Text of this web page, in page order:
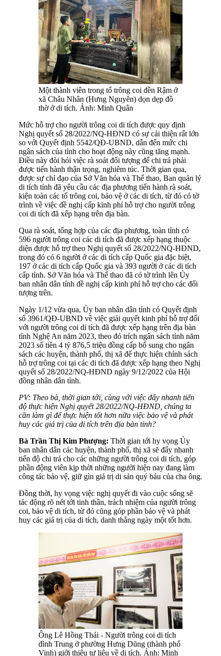
Một thành viên trong tổ trông coi đền Rậm ở
xã Châu Nhân (Hưng Nguyên) dọn dẹp đồ
thờ ở di tích. Ảnh: Minh Quân
Mức hỗ trợ cho người trông coi di tích được quy định
Nghị quyết số 28/2022/NQ-HĐND có sự cải thiện rất lớn
so với Quyết định 5542/QĐ-UBND, dẫn đến mức chi
ngân sách của tỉnh cho hoạt động này cũng tăng mạnh.
Điều này đòi hỏi việc rà soát đối tượng để chi trả phải
được tiến hành thận trọng, nghiêm túc. Thời gian qua,
được sự chỉ đạo của Sở Văn hóa và Thể thao, Ban quản lý
di tích tỉnh đã yêu cầu các địa phương tiến hành rà soát,
kiện toàn các tổ trông coi, bảo vệ ở các di tích, từ đó có tờ
trình về việc đề nghị cấp kinh phí hỗ trợ cho người trông
coi di tích đã xếp hạng trên địa bàn.
Qua rà soát, tổng hợp của các địa phương, toàn tỉnh có
596 người trông coi các di tích đã được xếp hạng thuộc
diện được hỗ trợ theo Nghị quyết số 28/2022/NQ-HĐND,
trong đó có 6 người ở các di tích cấp Quốc gia đặc biệt,
197 ở các di tích cấp Quốc gia và 393 người ở các di tích
cấp tỉnh. Sở Văn hóa và Thể thao đã có tờ trình lên Ủy
ban nhân dân tỉnh đề nghị cấp kinh phí hỗ trợ cho các đối
tượng trên.
Ngày 1/12 vừa qua, Ủy ban nhân dân tỉnh có Quyết định
số 3961/QĐ-UBND về việc giải quyết kinh phí hỗ trợ đối
với người trông coi di tích đã được xếp hạng trên địa bàn
tỉnh Nghệ An năm 2023, theo đó trích ngân sách tỉnh năm
2023 số tiền 4 tỷ 876,5 triệu đồng cấp bổ sung cho ngân
sách các huyện, thành phố, thị xã để thực hiện chính sách
hỗ trợ trông coi tại các di tích đã được xếp hạng theo Nghị
quyết số 28/2022/NQ-HĐND ngày 9/12/2022 của Hội
đồng nhân dân tỉnh.
PV: Theo bà, thời gian tới, cùng với việc đẩy nhanh tiến
độ thực hiện Nghị quyết 28/2022/NQ-HĐND, chúng ta
cần làm gì để thực hiện tốt hơn nữa việc bảo vệ và phát
huy các giá trị của di tích trên địa bàn tỉnh?
Bà Trần Thị Kim Phượng: Thời gian tới hy vọng Ủy
ban nhân dân các huyện, thành phố, thị xã sẽ đẩy nhanh
tiến độ chi trả cho các những người trông coi di tích, góp
phần động viên kịp thời những người hiện nay đang làm
công tác bảo vệ, giữ gìn giá trị di sản quý báu của cha ông.
Đồng thời, hy vọng việc nghị quyết đi vào cuộc sống sẽ
tác động rõ nét tới tinh thần, trách nhiệm của người trông
coi, bảo vệ di tích, từ đó cũng góp phần bảo vệ và phát
huy các giá trị của di tích, danh thắng ngày một tốt hơn.
Ông Lê Hồng Thái - Người trông coi di tích
đình Trung ở phường Hưng Dũng (thành phố
Vinh) giới thiệu tư liệu về di tích. Ảnh: Minh